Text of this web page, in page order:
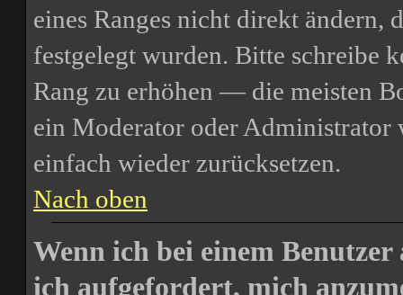
eines Ranges nicht direkt
festgelegt wurden. Bitte schreibe
Rang zu erhöhen — die meisten
ein Moderator oder Administrator
einfach wieder zurücksetzen.
Nach oben
Wenn ich bei einem
ich aufgefordert, mich